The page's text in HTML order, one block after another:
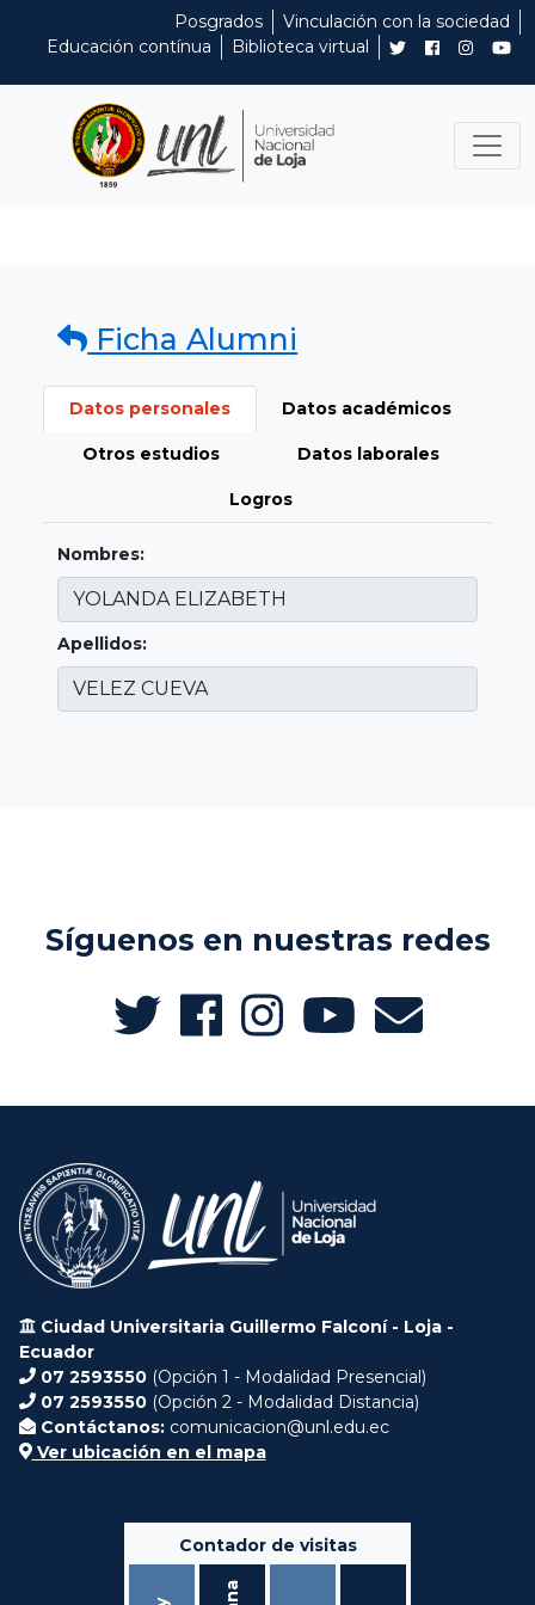
Posgrados
Vinculación con la sociedad
Educación contínua
Biblioteca virtual
Ficha Alumni
Datos personales Datos académicos
Otros estudios Datos laborales
Logros
Nombres:
Apellidos:
Síguenos en nuestras redes
Ciudad Universitaria Guillermo Falconí - Loja -
Ecuador
07 2593550 (Opción 1 - Modalidad Presencial)
07 2593550 (Opción 2 - Modalidad Distancia)
Contáctanos: comunicacion@unl.edu.ec
Ver ubicación en el mapa
Contador de visitas